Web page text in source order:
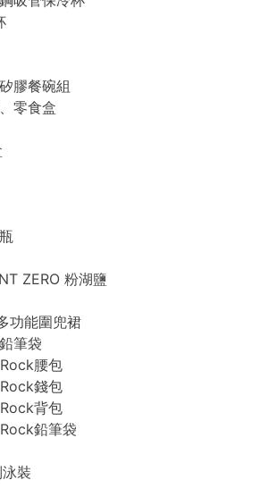
膠餐碗組
零食盒
ZERO 粉湖鹽
功能圍兜裙
筆袋
腰包
錢包
背包
鉛筆袋
裝